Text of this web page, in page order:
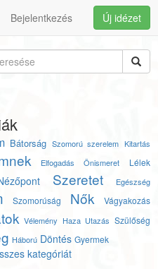
Új idézet
Bejelentkezés
Bátorság Szomorú szerelem Kitartás
Elfogadás Önismeret Lélek
Szeretet Egészség
Szomorúság Nők Vágyakozás
Vélemény Haza Utazás Szülőség
Háború Döntés Gyermek
kategóriát